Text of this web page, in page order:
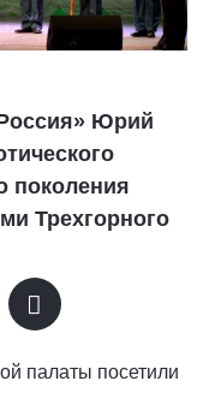
Юрий
поколения
Трехгорного
палаты посетили